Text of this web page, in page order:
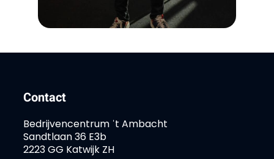
Contact
Bedrijvencentrum ˈt Ambacht
Sandtlaan 36 E3b
2223 GG Katwijk ZH